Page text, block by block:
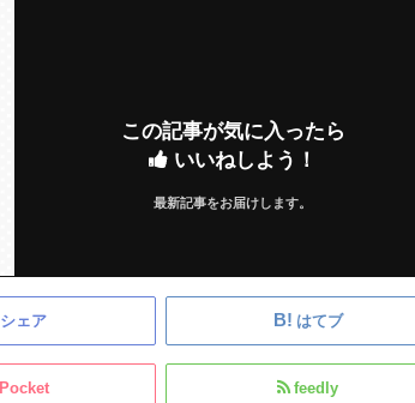
この記事が気に入ったら
いいねしよう！
最新記事をお届けします。
シェア はてブ
Pocket feedly